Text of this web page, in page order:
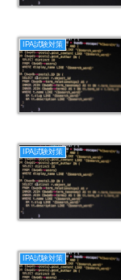
IPA試験対策
IPA試験対策
IPA試験対策